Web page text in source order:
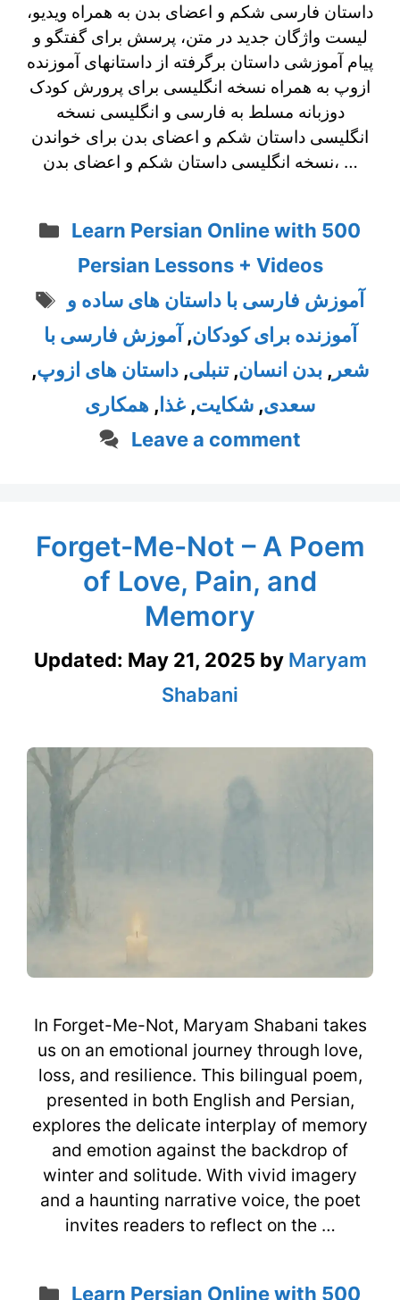
داستان فارسی شکم و اعضای بدن به همراه ویدیو،
لیست واژگان جدید در متن، پرسش برای گفتگو و
پیام آموزشی داستان برگرفته از داستانهای آموزنده
ازوپ به همراه نسخه انگلیسی برای پرورش کودک
دوزبانه مسلط به فارسی و انگلیسی نسخه
انگلیسی داستان شکم و اعضای بدن برای خواندن
نسخه انگلیسی داستان شکم و اعضای بدن، …
Categories
Learn Persian Online with 500
Persian Lessons + Videos
Tags
آموزش فارسی با داستان های ساده و
آموزنده برای کودکان, آموزش فارسی با
شعر , بدن انسان,تنبلی, داستان های ازوپ,
سعدی, شکایت, غذا , همکاری
Leave a comment
Forget-Me-Not – A Poem
of Love, Pain, and
Memory
Updated: May 21, 2025 by Maryam
Shabani
In Forget-Me-Not, Maryam Shabani takes
us on an emotional journey through love,
loss, and resilience. This bilingual poem,
presented in both English and Persian,
explores the delicate interplay of memory
and emotion against the backdrop of
winter and solitude. With vivid imagery
and a haunting narrative voice, the poet
invites readers to reflect on the …
Categories
Learn Persian Online with 500